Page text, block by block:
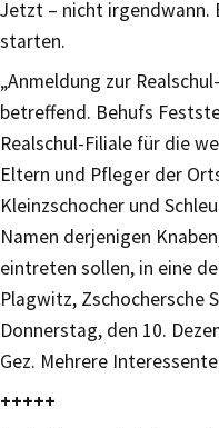
Jetzt – nicht irgendwann.
starten.
„Anmeldung zur
betreffend. Behufs
Realschul-Filiale für die
Eltern und Pfleger der
Kleinzschocher und
Namen derjenigen
eintreten sollen, in eine
Plagwitz, Zschochersche
Donnerstag, den 10.
Gez. Mehrere
+++++